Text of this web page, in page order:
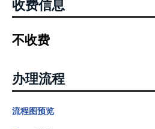
收费信息
不收费
办理流程
流程图预览